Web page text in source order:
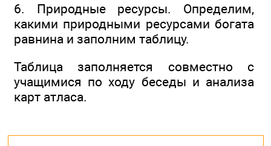
6. Природные ресурсы. Определим,
какими природными ресурсами богата
равнина и заполним таблицу.
Таблица заполняется совместно с
учащимися по ходу беседы и анализа
карт атласа.